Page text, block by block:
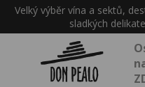
Velký výběr vína a sektů,
sladkých